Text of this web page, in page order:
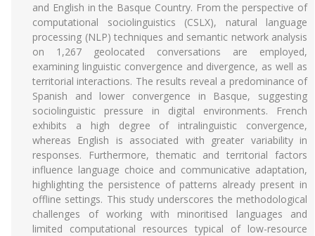
and English in the Basque Country. From the perspective of
computational sociolinguistics (CSLX), natural language
processing (NLP) techniques and semantic network analysis
on 1,267 geolocated conversations are employed,
examining linguistic convergence and divergence, as well as
territorial interactions. The results reveal a predominance of
Spanish and lower convergence in Basque, suggesting
sociolinguistic pressure in digital environments. French
exhibits a high degree of intralinguistic convergence,
whereas English is associated with greater variability in
responses. Furthermore, thematic and territorial factors
influence language choice and communicative adaptation,
highlighting the persistence of patterns already present in
offline settings. This study underscores the methodological
challenges of working with minoritised languages and
limited computational resources typical of low-resource